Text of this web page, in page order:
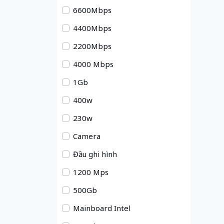
6600Mbps
4400Mbps
2200Mbps
4000 Mbps
1Gb
400w
230w
Camera
Đầu ghi hình
1200 Mps
500Gb
Mainboard Intel